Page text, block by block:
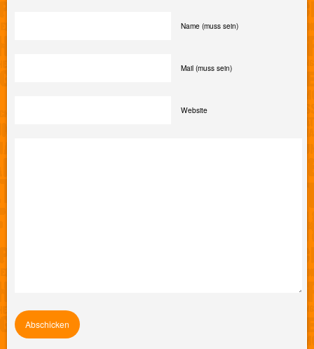
Name (muss sein)
Mail (muss sein)
Website